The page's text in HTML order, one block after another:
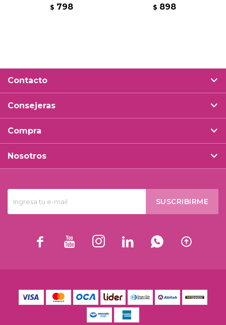
$ 798 $ 898
SUSCRIBIRME
     
Contacto
Consejeras
Compra
Nosotros